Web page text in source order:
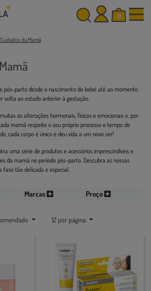
0
Cuidados da Mamã
pós-parto desde o nascimento do bebé até ao momento
volta ao estado anterior à gestação.
as alterações hormonais, físicas e emocionais e, por
mamã respeite o seu próprio processo e tempo de
cada corpo é único e deu vida a um novo ser!
uma série de produtos e acessórios imprescindíveis e
da mamã no período pós-parto. Descubra as nossas
tão delicada e especial.
Marcas Preço
12 por página